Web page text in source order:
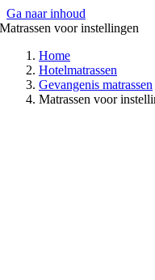
Ga naar inhoud
Matrassen voor instellingen
Home
Hotelmatrassen
Gevangenis matrassen
Matrassen voor